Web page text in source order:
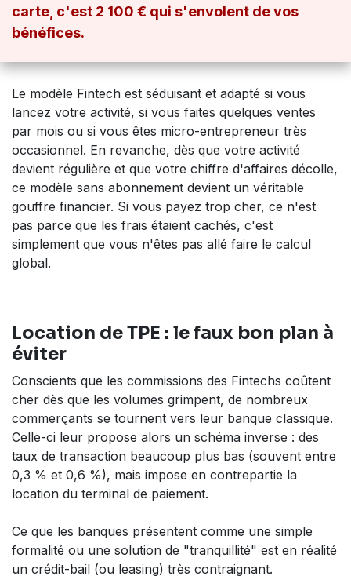
carte, c'est 2 100 € qui s'envolent de vos
bénéfices.
Le modèle Fintech est séduisant et adapté si vous
lancez votre activité, si vous faites quelques ventes
par mois ou si vous êtes micro-entrepreneur très
occasionnel. En revanche, dès que votre activité
devient régulière et que votre chiffre d'affaires décolle,
ce modèle sans abonnement devient un véritable
gouffre financier. Si vous payez trop cher, ce n'est
pas parce que les frais étaient cachés, c'est
simplement que vous n'êtes pas allé faire le calcul
global.
Location de TPE : le faux bon plan à
éviter
Conscients que les commissions des Fintechs coûtent
cher dès que les volumes grimpent, de nombreux
commerçants se tournent vers leur banque classique.
Celle-ci leur propose alors un schéma inverse : des
taux de transaction beaucoup plus bas (souvent entre
0,3 % et 0,6 %), mais impose en contrepartie la
location du terminal de paiement.
Ce que les banques présentent comme une simple
formalité ou une solution de "tranquillité" est en réalité
un crédit-bail (ou leasing) très contraignant.